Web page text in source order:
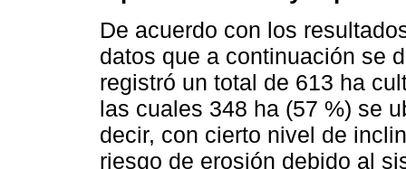
De acuerdo con los
datos que a continuación se
registró un total de 613 ha
las cuales 348 ha (57 %) se
decir, con cierto nivel de
riesgo de erosión debido al